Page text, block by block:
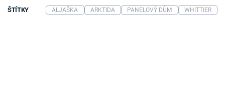
ŠTÍTKY ALJAŠKA ARKTIDA PANELOVÝ DŮM WHITTIER